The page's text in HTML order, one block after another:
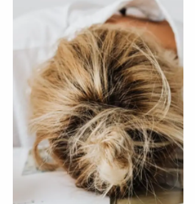
En esta nota te comparto una mirada
desde mi rol como docente y coach
educativa para que puedas estudiar,
crecer y avanzar, sin lastimarte en el
intento.